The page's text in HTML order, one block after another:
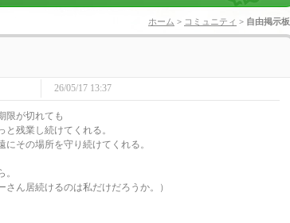
ホーム > コミュニティ > 自由掲示板
26/05/17 13:37
限が切れても
残業し続けてくれる。
にその場所を守り続けてくれる。
さん居続けるのは私だけだろうか。）